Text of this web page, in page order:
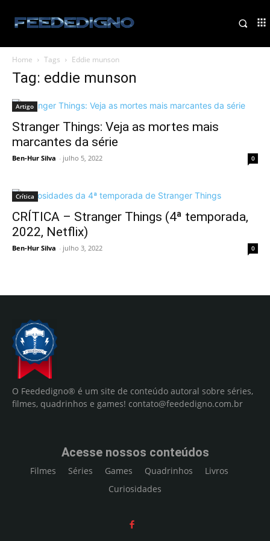
Home Tags Eddie munson
Tag: eddie munson
Artigo
Stranger Things: Veja as mortes mais
marcantes da série
Ben-Hur Silva - julho 5, 2022 0
Crítica
CRÍTICA – Stranger Things (4ª temporada,
2022, Netflix)
Ben-Hur Silva - julho 3, 2022 0
O Feededigno® é um site de conteúdo autoral sobre séries,
filmes, quadrinhos e games! contato@feededigno.com.br
Acesse nossos conteúdos
Filmes Séries Games Quadrinhos
Livros
Curiosidades